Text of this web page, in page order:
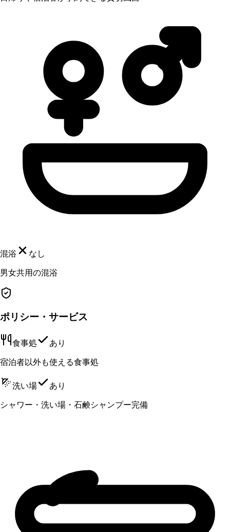
混浴 なし
男女共用の混浴
ポリシー・サービス
食事処 あり
宿泊者以外も使える食事処
洗い場 あり
シャワー・洗い場・石鹸シャンプー完備